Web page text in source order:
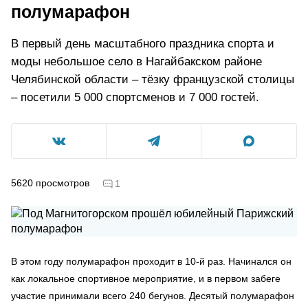
полумарафон
В первый день масштабного праздника спорта и
моды небольшое село в Нагайбакском районе
Челябинской области – тёзку французской столицы
– посетили 5 000 спортсменов и 7 000 гостей.
5620 просмотров 1
В этом году полумарафон проходит в 10-й раз. Начинался он
как локальное спортивное мероприятие, и в первом забеге
участие принимали всего 240 бегунов. Десятый полумарафон